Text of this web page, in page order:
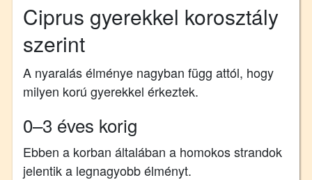
Ciprus gyerekkel korosztály
szerint
A nyaralás élménye nagyban függ attól, hogy
milyen korú gyerekkel érkeztek.
0–3 éves korig
Ebben a korban általában a homokos strandok
jelentik a legnagyobb élményt.